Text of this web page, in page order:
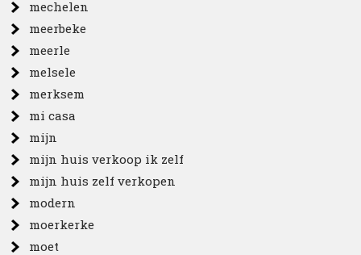
mechelen
meerbeke
meerle
melsele
merksem
mi casa
mijn
mijn huis verkoop ik zelf
mijn huis zelf verkopen
modern
moerkerke
moet